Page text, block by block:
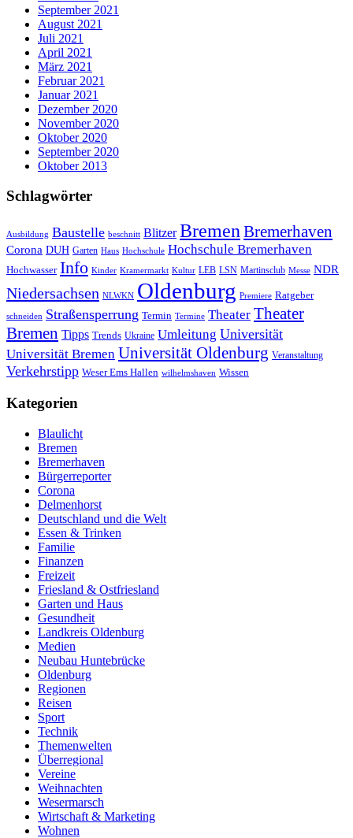
September 2021
August 2021
Juli 2021
April 2021
März 2021
Februar 2021
Januar 2021
Dezember 2020
November 2020
Oktober 2020
September 2020
Oktober 2013
Schlagwörter
Ausbildung Baustelle beschnitt Blitzer Bremen Bremerhaven
Corona DUH Garten Haus Hochschule Hochschule Bremerhaven
Hochwasser Info Kinder Kramermarkt Kultur LEB LSN Martinsclub Messe NDR
Niedersachsen NLWKN Oldenburg Premiere Ratgeber
schneiden Straßensperrung Termin Termine Theater Theater
Bremen Tipps Trends Ukraine Umleitung Universität
Universität Bremen Universität Oldenburg Veranstaltung
Verkehrstipp Weser Ems Hallen wilhelmshaven Wissen
Kategorien
Blaulicht
Bremen
Bremerhaven
Bürgerreporter
Corona
Delmenhorst
Deutschland und die Welt
Essen & Trinken
Familie
Finanzen
Freizeit
Friesland & Ostfriesland
Garten und Haus
Gesundheit
Landkreis Oldenburg
Medien
Neubau Huntebrücke
Oldenburg
Regionen
Reisen
Sport
Technik
Themenwelten
Überregional
Vereine
Weihnachten
Wesermarsch
Wirtschaft & Marketing
Wohnen